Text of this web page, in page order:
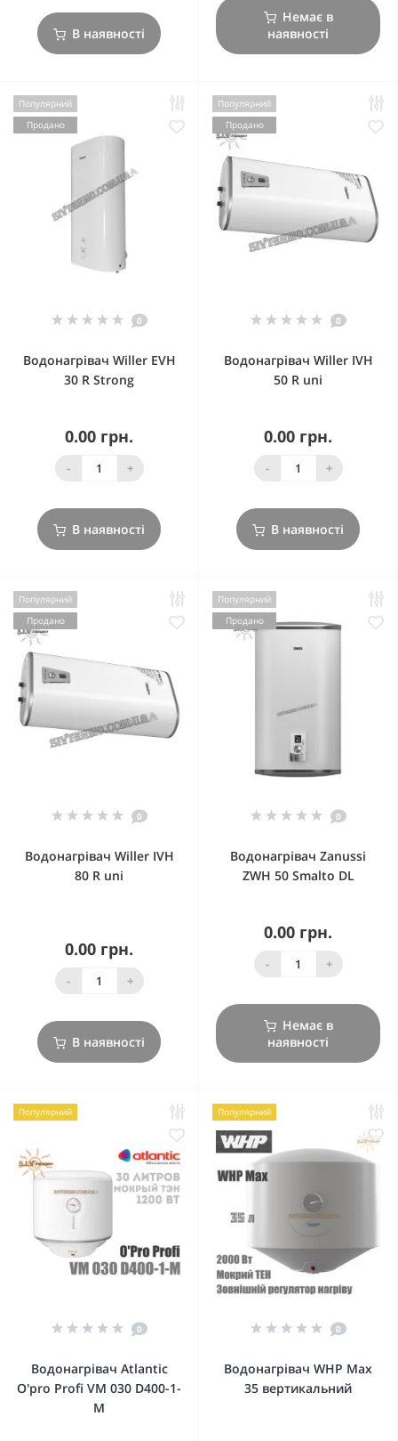
В наявності
Немає в
наявності
Популярний
Продано
0
Водонагрівач Willer EVH
30 R Strong
0.00 грн.
- +
В наявності
Популярний
Продано
0
Водонагрівач Willer IVH
50 R uni
0.00 грн.
- +
В наявності
Популярний
Продано
0
Водонагрівач Willer IVH
80 R uni
0.00 грн.
- +
В наявності
Популярний
Продано
0
Водонагрівач Zanussi
ZWH 50 Smalto DL
0.00 грн.
- +
Немає в
наявності
Популярний
0
Водонагрівач Atlantic
O'pro Profi VM 030 D400-1-
M
Популярний
0
Водонагрівач WHP Max
35 вертикальний